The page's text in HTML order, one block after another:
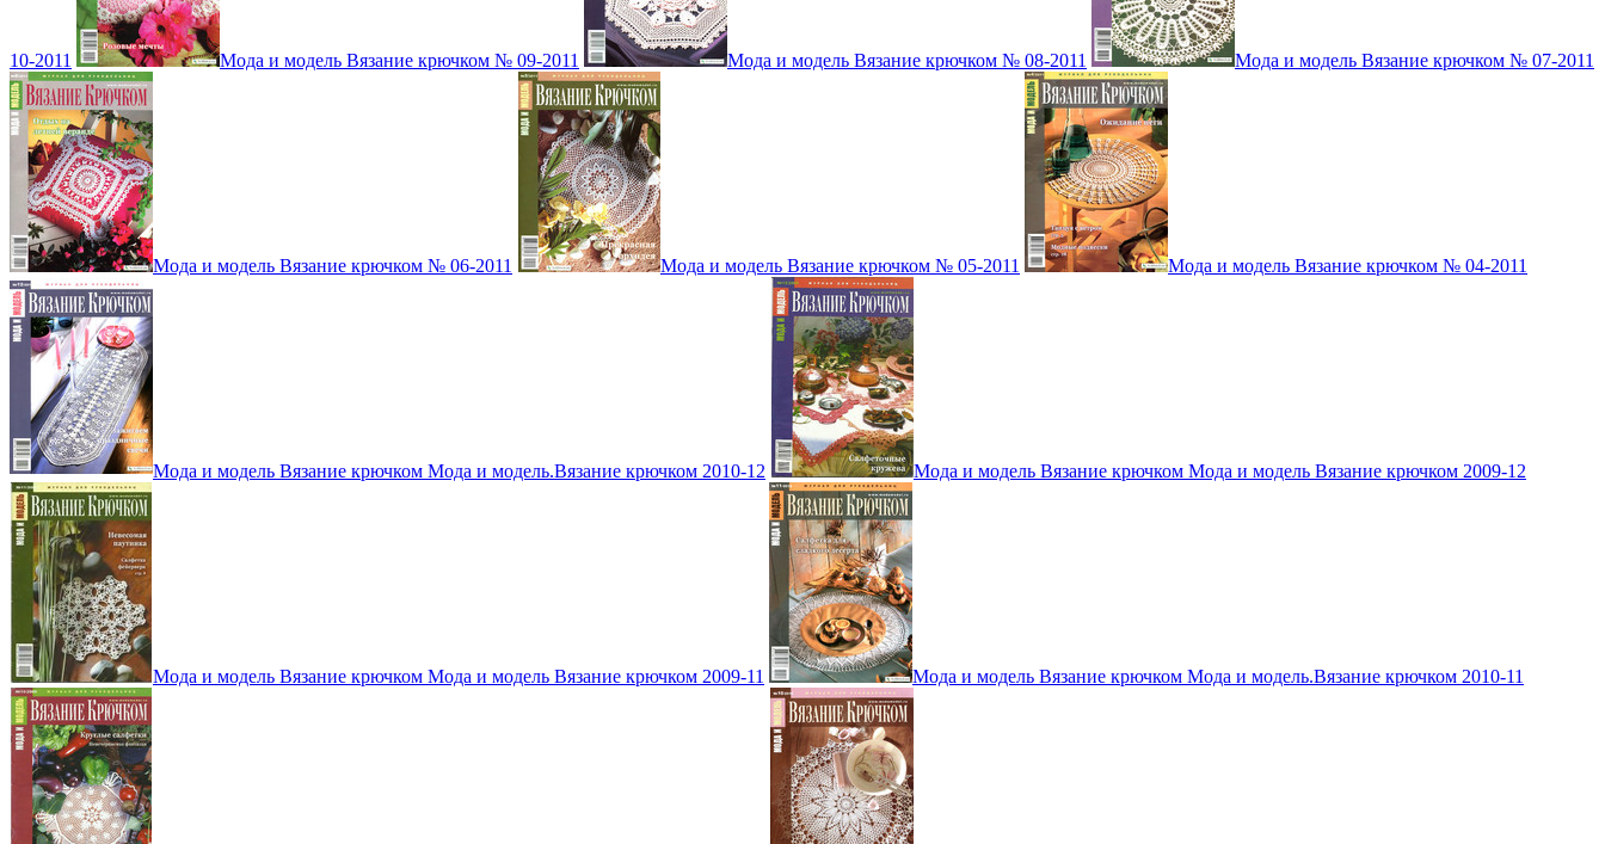
10-2011 Мода и модель Вязание крючком № 09-2011 Мода и модель Вязание крючком № 08-2011 Мода и модель Вязание крючком № 07-2011
Мода и модель Вязание крючком № 06-2011 Мода и модель Вязание крючком № 05-2011 Мода и модель Вязание крючком № 04-2011
Мода и модель Вязание крючком Мода и модель.Вязание крючком 2010-12 Мода и модель Вязание крючком Мода и модель Вязание крючком 2009-12
Мода и модель Вязание крючком Мода и модель Вязание крючком 2009-11 Мода и модель Вязание крючком Мода и модель.Вязание крючком 2010-11